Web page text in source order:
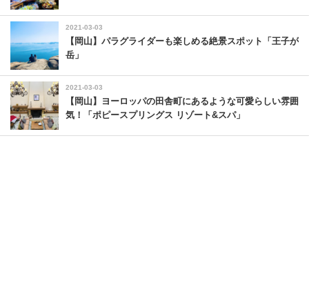
2021-03-03
【岡山】パラグライダーも楽しめる絶景スポット「王子が
岳」
2021-03-03
【岡山】ヨーロッパの田舎町にあるような可愛らしい雰囲
気！「ポピースプリングス リゾート&スパ」